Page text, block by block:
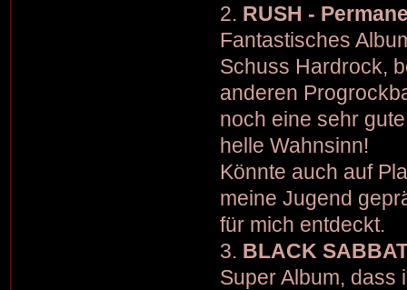
2. RUSH -
Fantastisches
Schuss Hardrock,
anderen
noch eine sehr
helle Wahnsinn!
Könnte auch auf
meine Jugend
für mich entdeckt.
3. BLACK
Super Album, dass